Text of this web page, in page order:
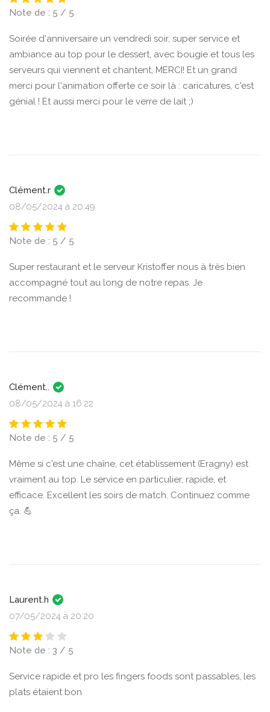
Note de : 5 / 5
Soirée d'anniversaire un vendredi soir, super service et
ambiance au top pour le dessert, avec bougie et tous les
serveurs qui viennent et chantent, MERCI! Et un grand
merci pour l'animation offerte ce soir là : caricatures, c'est
génial ! Et aussi merci pour le verre de lait ;)
Clément.r
08/05/2024 à 20:49
Note de : 5 / 5
Super restaurant et le serveur Kristoffer nous à très bien
accompagné tout au long de notre repas. Je
recommande !
Clément..
08/05/2024 à 16:22
Note de : 5 / 5
Même si c'est une chaîne, cet établissement (Eragny) est
vraiment au top. Le service en particulier, rapide, et
efficace. Excellent les soirs de match. Continuez comme
ça. 💪
Laurent.h
07/05/2024 à 20:20
Note de : 3 / 5
Service rapide et pro les fingers foods sont passables, les
plats étaient bon